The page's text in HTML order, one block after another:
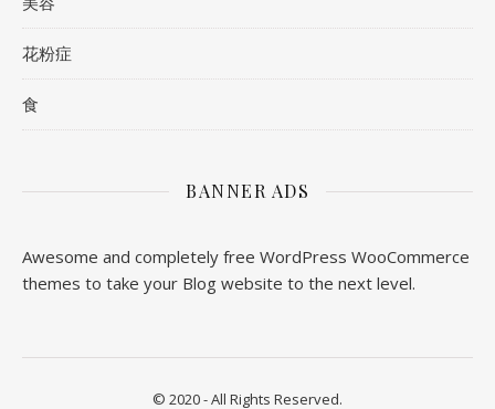
花粉症
食
BANNER ADS
Awesome and completely free WordPress WooCommerce
themes to take your Blog website to the next level.
© 2020 - All Rights Reserved.